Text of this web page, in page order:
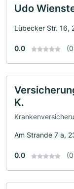
Udo
Lübecker Str. 16,
0.0
K.
Am Strande 7 a,
0.0